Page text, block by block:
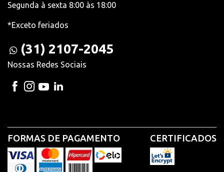
Segunda à sexta 8:00 às 18:00
*Exceto feriados
(31) 2107-2045
Nossas Redes Sociais
FORMAS DE PAGAMENTO CERTIFICADOS